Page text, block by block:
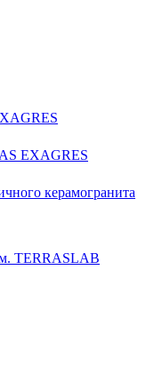
EXAGRES
керамогранита
TERRASLAB